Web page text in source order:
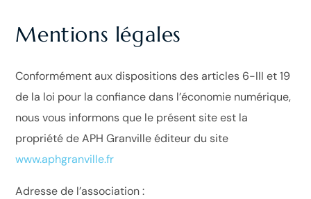
Mentions légales
Conformément aux dispositions des articles 6-III et 19
de la loi pour la confiance dans l’économie numérique,
nous vous informons que le présent site est la
propriété de APH Granville éditeur du site
www.aphgranville.fr
Adresse de l’association :